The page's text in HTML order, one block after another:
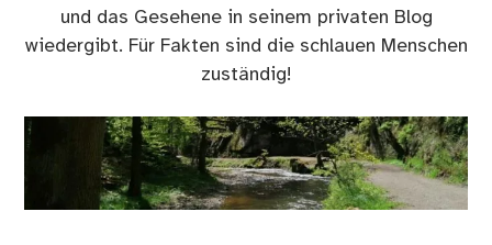
und das Gesehene in seinem privaten Blog
wiedergibt. Für Fakten sind die schlauen Menschen
zuständig!